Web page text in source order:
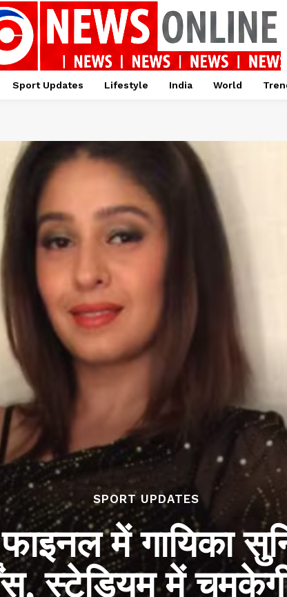
Sport Updates Lifestyle India World
SPORT UPDATES
में गायिका
स्टेडियम में